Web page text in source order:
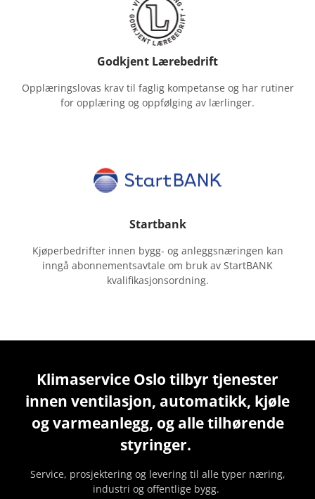
Godkjent Lærebedrift
Opplæringslovas krav til faglig kompetanse og har rutiner
for opplæring og oppfølging av lærlinger.
Startbank
Kjøperbedrifter innen bygg- og anleggsnæringen kan
inngå abonnementsavtale om bruk av StartBANK
kvalifikasjonsordning.
Klimaservice Oslo tilbyr tjenester
innen ventilasjon, automatikk, kjøle
og varmeanlegg, og alle tilhørende
styringer.
Service, prosjektering og levering til alle typer næring,
industri og offentlige bygg.